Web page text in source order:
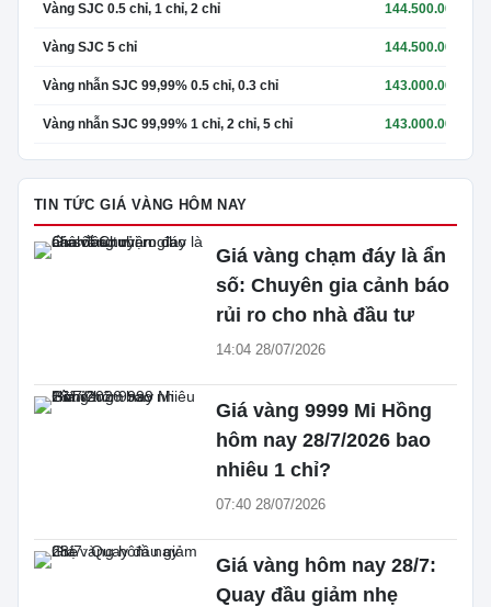
Vàng SJC 0.5 chỉ, 1 chỉ, 2 chỉ 144.500.000
Vàng SJC 5 chỉ 144.500.000
Vàng nhẫn SJC 99,99% 0.5 chỉ, 0.3 chỉ 143.000.000
Vàng nhẫn SJC 99,99% 1 chỉ, 2 chỉ, 5 chỉ 143.000.000
TIN TỨC GIÁ VÀNG HÔM NAY
Giá vàng chạm đáy là ẩn
số: Chuyên gia cảnh báo
rủi ro cho nhà đầu tư
14:04 28/07/2026
Giá vàng 9999 Mi Hồng
hôm nay 28/7/2026 bao
nhiêu 1 chỉ?
07:40 28/07/2026
Giá vàng hôm nay 28/7:
Quay đầu giảm nhẹ